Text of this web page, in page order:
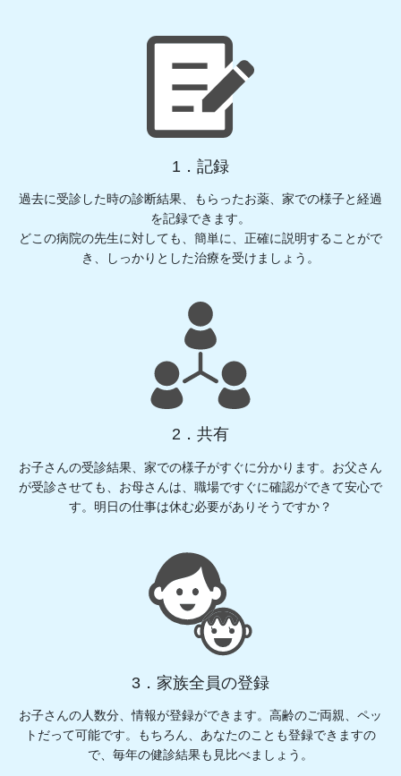
1．記録
過去に受診した時の診断結果、もらったお薬、家での様子と経過
を記録できます。
どこの病院の先生に対しても、簡単に、正確に説明することがで
き、しっかりとした治療を受けましょう。
2．共有
お子さんの受診結果、家での様子がすぐに分かります。お父さん
が受診させても、お母さんは、職場ですぐに確認ができて安心で
す。明日の仕事は休む必要がありそうですか？
3．家族全員の登録
お子さんの人数分、情報が登録ができます。高齢のご両親、ペッ
トだって可能です。もちろん、あなたのことも登録できますの
で、毎年の健診結果も見比べましょう。